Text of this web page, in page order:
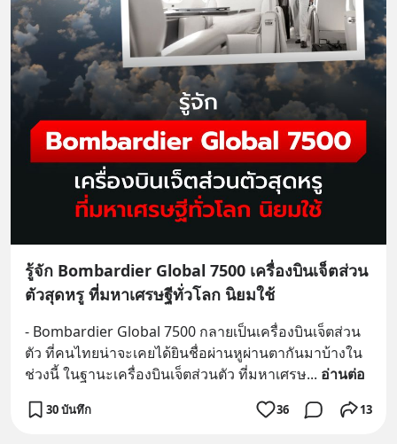
รู้จัก Bombardier Global 7500 เครื่องบินเจ็ตส่วน
ตัวสุดหรู ที่มหาเศรษฐีทั่วโลก นิยมใช้
- Bombardier Global 7500 กลายเป็นเครื่องบินเจ็ตส่วน
ตัว ที่คนไทยน่าจะเคยได้ยินชื่อผ่านหูผ่านตากันมาบ้างใน
ช่วงนี้ ในฐานะเครื่องบินเจ็ตส่วนตัว ที่มหาเศรษ... อ่านต่อ
30 บันทึก 36 13